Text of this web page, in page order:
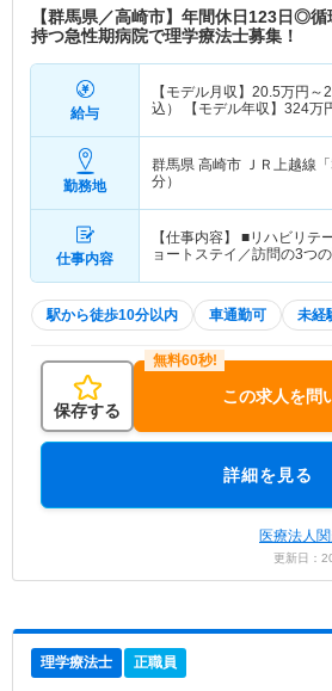
【群馬県／高崎市】年間休日123日◎
持つ急性期病院で理学療法士募集！
給与
【モデル月収】 20.5万円～
込） 【モデル年収】 324万
勤務地
群馬県 高崎市 ＪＲ上越線
分）
仕事内容
【仕事内容】 ■リハビリテ
ョートステイ／訪問の3つ
駅から徒歩10分以内 車通勤可 未経
保存する
この求人を問
詳細を見る
医療法人
更新日：
理学療法士 正職員